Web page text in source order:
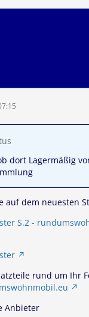
dort Lagermäßig
auf dem neuesten
S.2 -
rund um Ihr
Anbieter